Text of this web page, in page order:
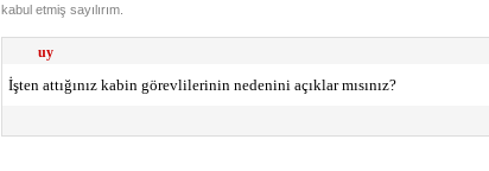
kabul etmiş sayılırım.
uy
İşten attığınız kabin görevlilerinin nedenini açıklar mısınız?